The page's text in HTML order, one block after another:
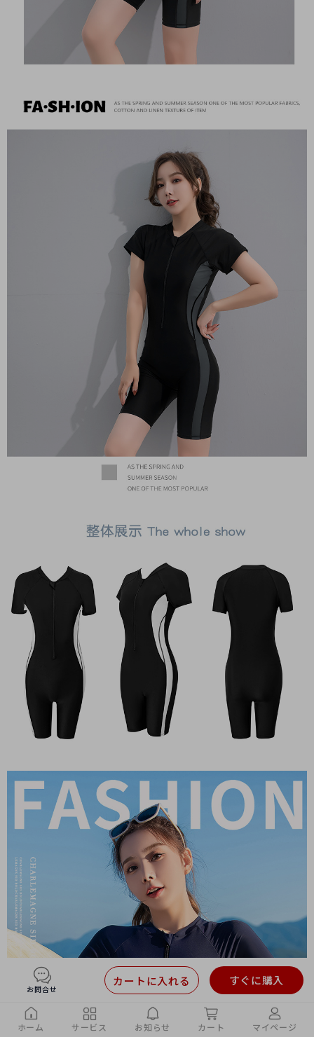
お問合せ
すぐに購入
カートに入れる
ホーム サービス お知らせ カート マイページ